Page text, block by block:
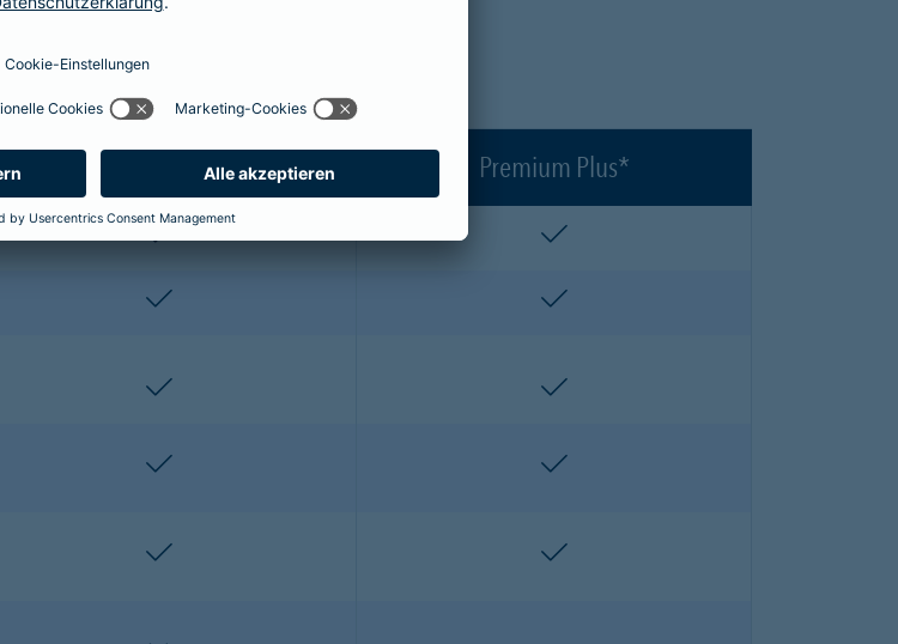
Leistungen:
Premium* Premium Plus*
enthalten enthalten
enthalten enthalten
enthalten enthalten
enthalten enthalten
enthalten enthalten